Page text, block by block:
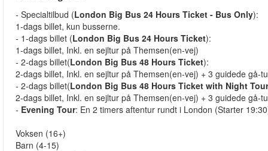
- Specialtilbud (London Big Bus 24 Hours Ticket - Bus Only):
1-dags billet, kun busserne.
- 1-dags billet (London Big Bus 24 Hours Ticket):
1-dags billet, Inkl. en sejltur på Themsen(en-vej)
- 2-dags billet(London Big Bus 48 Hours Ticket):
2-dags billet, Inkl. en sejltur på Themsen(en-vej) + 3 guidede gå-
- 2-dags billet(London Big Bus 48 Hours Ticket with Night Tour
2-dags billet, Inkl. en sejltur på Themsen(en-vej) + 3 guidede gå-
- Evening Tour: En 2 timers aftentur rundt i London (Starter
Voksen (16+)
Barn (4-15)